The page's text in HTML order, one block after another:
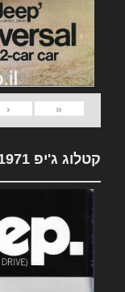
«
‹
קטלוג ג'יפ 1971